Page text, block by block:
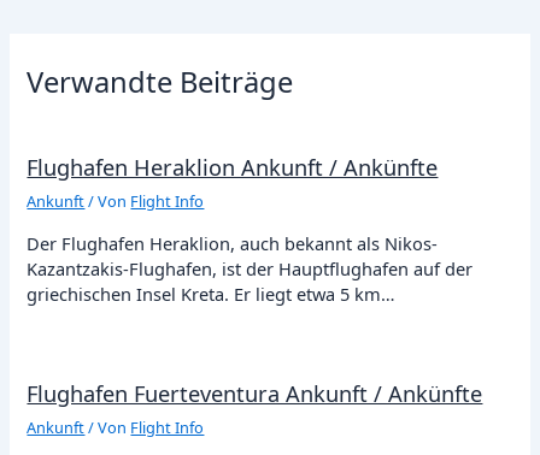
Verwandte Beiträge
Flughafen Heraklion Ankunft / Ankünfte
Ankunft/ Von Flight Info
Der Flughafen Heraklion, auch bekannt als Nikos-
Kazantzakis-Flughafen, ist der Hauptflughafen auf der
griechischen Insel Kreta. Er liegt etwa 5 km…
Flughafen Fuerteventura Ankunft / Ankünfte
Ankunft/ Von Flight Info